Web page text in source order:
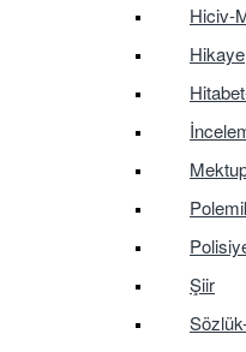
Hiciv-
Hikaye
Şiir